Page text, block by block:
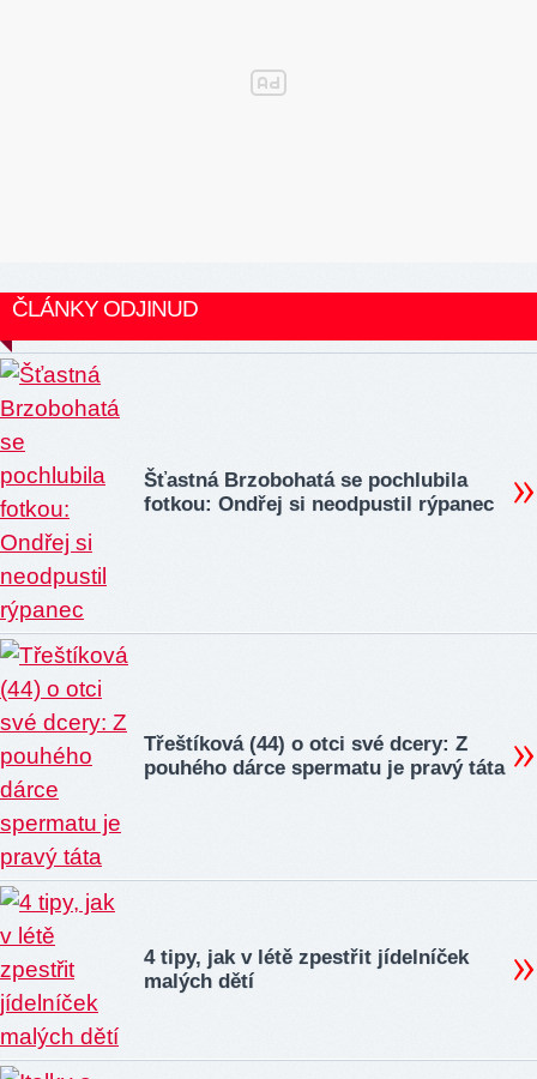
ČLÁNKY ODJINUD
Šťastná Brzobohatá se pochlubila
fotkou: Ondřej si neodpustil rýpanec
Třeštíková (44) o otci své dcery: Z
pouhého dárce spermatu je pravý táta
4 tipy, jak v létě zpestřit jídelníček
malých dětí